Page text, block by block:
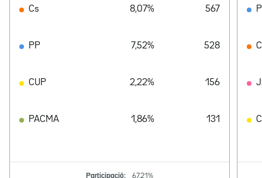
Cs 8,07% 567
PP 7,52% 528
CUP 2,22% 156
PACMA 1,86% 131
Participació: 67,21%